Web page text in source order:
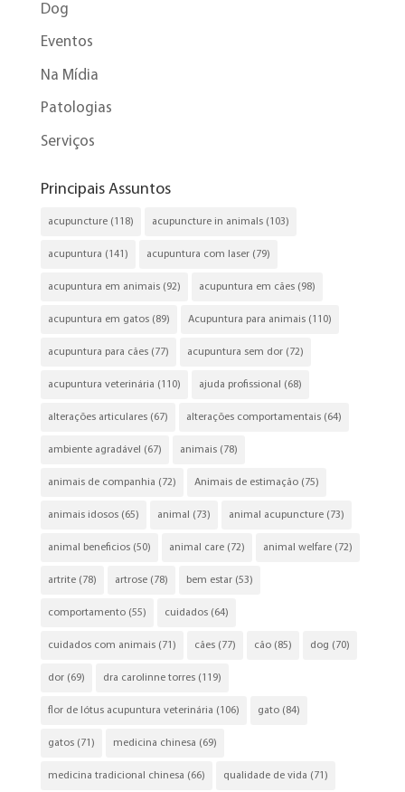
Dog
Eventos
Na Mídia
Patologias
Serviços
Principais Assuntos
acupuncture(118) acupuncture in animals(103)
acupuntura (141) acupuntura com laser(79)
acupuntura em animais(92) acupuntura em cães(98)
acupuntura em gatos(89) Acupuntura para animais(110)
acupuntura para cães(77) acupuntura sem dor(72)
acupuntura veterinária (110) ajuda profissional (68)
alterações articulares(67) alterações comportamentais(64)
ambiente agradável (67) animais(78)
animais de companhia (72) Animais de estimação(75)
animais idosos(65) animal (73) animal acupuncture(73)
animal beneficios(50) animal care(72) animal welfare(72)
artrite(78) artrose(78) bem estar(53)
comportamento(55) cuidados(64)
cuidados com animais(71) cães(77) cão(85) dog (70)
dor(69) dra carolinne torres(119)
flor de lótus acupuntura veterinária (106) gato(84)
gatos(71) medicina chinesa (69)
medicina tradicional chinesa (66) qualidade de vida (71)